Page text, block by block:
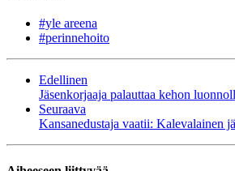
#yle areena
#perinnehoito
Edellinen
Jäsenkorjaaja palauttaa kehon
Seuraava
Kansanedustaja vaatii: Kalevalainen